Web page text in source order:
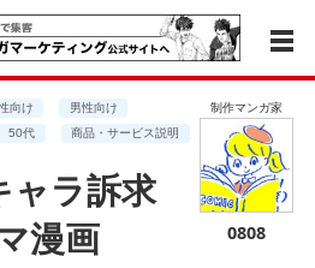
向け
男性向け
50代 商品・サービス説明
ャラ訴求
漫画
制作マンガ家
0808